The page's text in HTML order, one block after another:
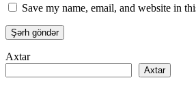
Save my name, email, and website in
Axtar
Axtar